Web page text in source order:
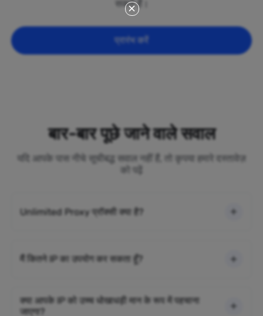
सकते हैं।
प्रारंभ करें
बार-बार पूछे जाने वाले सवाल
यदि आपके पास नीचे सूचीबद्ध सवाल नहीं हैं, तो कृपया हमारे दस्तावेज़
को पढ़ें
Unlimited Proxy प्रॉक्सी क्या है?
मैं कितने IP का उपयोग कर सकता हूँ?
क्या आपके IP को उच्च धोखाधड़ी मान के रूप में पहचाना
जाएगा?